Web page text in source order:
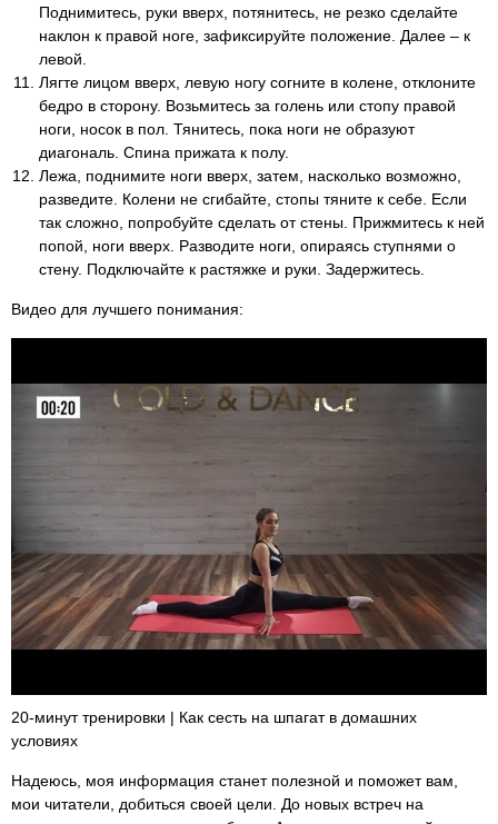
Поднимитесь, руки вверх, потянитесь, не резко сделайте
наклон к правой ноге, зафиксируйте положение. Далее – к
левой.
Лягте лицом вверх, левую ногу согните в колене, отклоните
бедро в сторону. Возьмитесь за голень или стопу правой
ноги, носок в пол. Тянитесь, пока ноги не образуют
диагональ. Спина прижата к полу.
Лежа, поднимите ноги вверх, затем, насколько возможно,
разведите. Колени не сгибайте, стопы тяните к себе. Если
так сложно, попробуйте сделать от стены. Прижмитесь к ней
попой, ноги вверх. Разводите ноги, опираясь ступнями о
стену. Подключайте к растяжке и руки. Задержитесь.
Видео для лучшего понимания:
20-минут тренировки | Как сесть на шпагат в домашних
условиях
Надеюсь, моя информация станет полезной и поможет вам,
мои читатели, добиться своей цели. До новых встреч на